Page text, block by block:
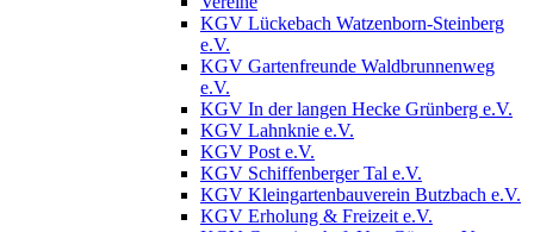
KGV Lückebach Watzenborn-Steinberg
e.V.
KGV Gartenfreunde Waldbrunnenweg
e.V.
KGV In der langen Hecke Grünberg e.V.
KGV Lahnknie e.V.
KGV Post e.V.
KGV Schiffenberger Tal e.V.
KGV Kleingartenbauverein Butzbach e.V.
KGV Erholung & Freizeit e.V.